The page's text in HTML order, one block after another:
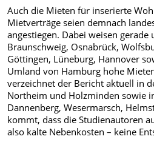
Auch die Mieten für inserierte
Mietverträge seien demnach
angestiegen. Dabei weisen gerade
Braunschweig, Osnabrück,
Göttingen, Lüneburg, Hannover
Umland von Hamburg hohe
verzeichnet der Bericht aktuell in
Northeim und Holzminden sowie
Dannenberg, Wesermarsch,
kommt, dass die Studienautoren
also kalte Nebenkosten – keine